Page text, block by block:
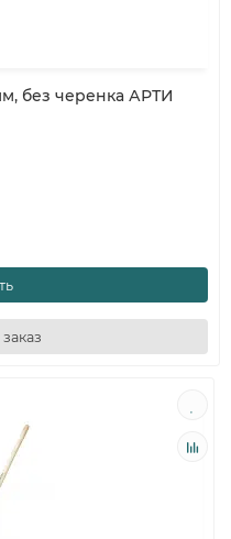
без черенка АРТИ